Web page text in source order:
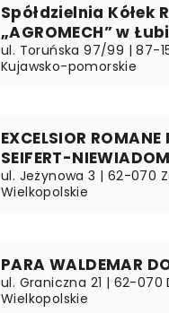
Spółdzielnia Kółek
„AGROMECH” w
ul. Toruńska 97/99 | 87-
Kujawsko-pomorskie
EXCELSIOR
SEIFERT-
ul. Jeżynowa 3 | 62-070
Wielkopolskie
PARA WALDEMAR
ul. Graniczna 21 | 62-070
Wielkopolskie